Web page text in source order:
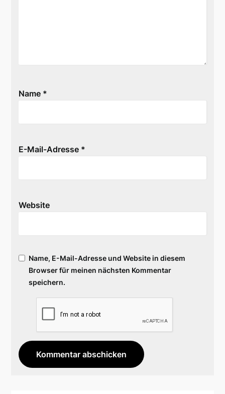
Name *
E-Mail-Adresse *
Website
Name, E-Mail-Adresse und Website in diesem
Browser für meinen nächsten Kommentar
speichern.